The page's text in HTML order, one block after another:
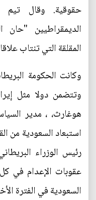
حقوقية. وقال تيم
الديمقراطيين "حان
المقلقة التي تنتاب
وتتضمن دولا مثل
هوغارث، ، مدير
استبعاد السعودية من
رئيس الوزراء
عقوبات الإعدام في
السعودية في الفترة